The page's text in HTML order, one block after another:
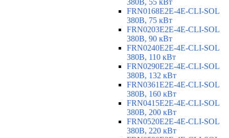
380В, 55 кВт
FRN0168E2E-4E-CLI-SOL
380В, 75 кВт
FRN0203E2E-4E-CLI-SOL
380В, 90 кВт
FRN0240E2E-4E-CLI-SOL
380В, 110 кВт
FRN0290E2E-4E-CLI-SOL
380В, 132 кВт
FRN0361E2E-4E-CLI-SOL
380В, 160 кВт
FRN0415E2E-4E-CLI-SOL
380В, 200 кВт
FRN0520E2E-4E-CLI-SOL
380В, 220 кВт